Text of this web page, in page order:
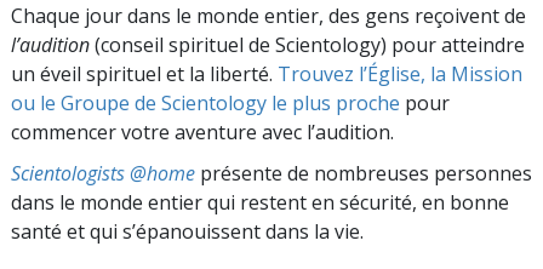
Chaque jour dans le monde entier, des gens reçoivent de
l’audition(conseil spirituel de Scientology) pour atteindre
un éveil spirituel et la liberté. Trouvez l’Église, la Mission
ou le Groupe de Scientology le plus proche pour
commencer votre aventure avec l’audition.
Scientologists @home présente de nombreuses personnes
dans le monde entier qui restent en sécurité, en bonne
santé et qui s’épanouissent dans la vie.